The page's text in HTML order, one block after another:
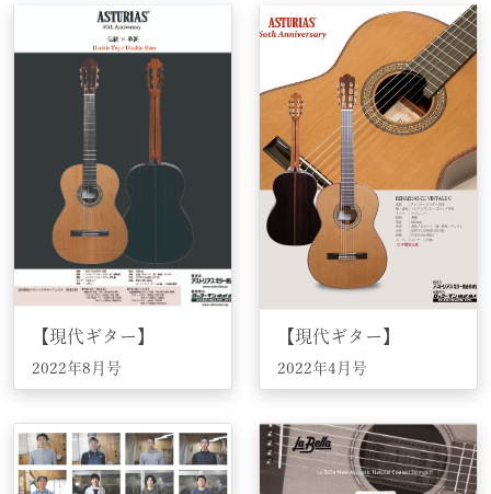
【現代ギター】
2022年8月号
【現代ギター】
2022年4月号